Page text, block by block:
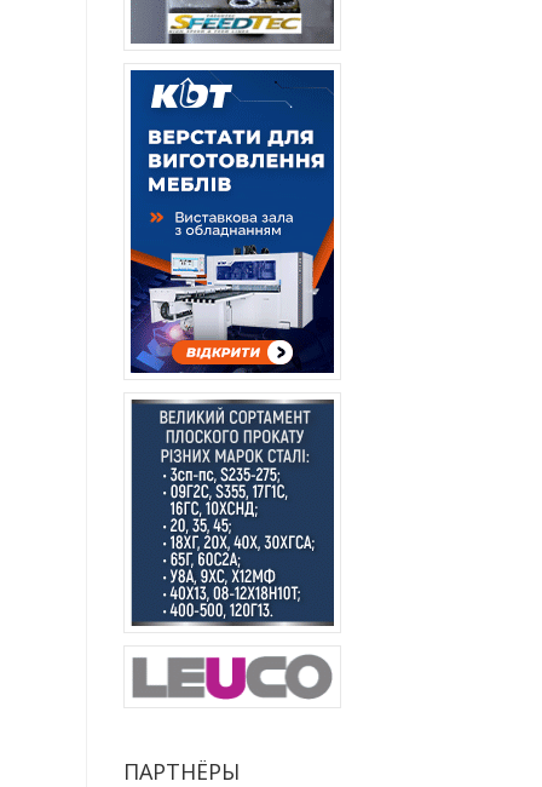
ПАРТНЁРЫ